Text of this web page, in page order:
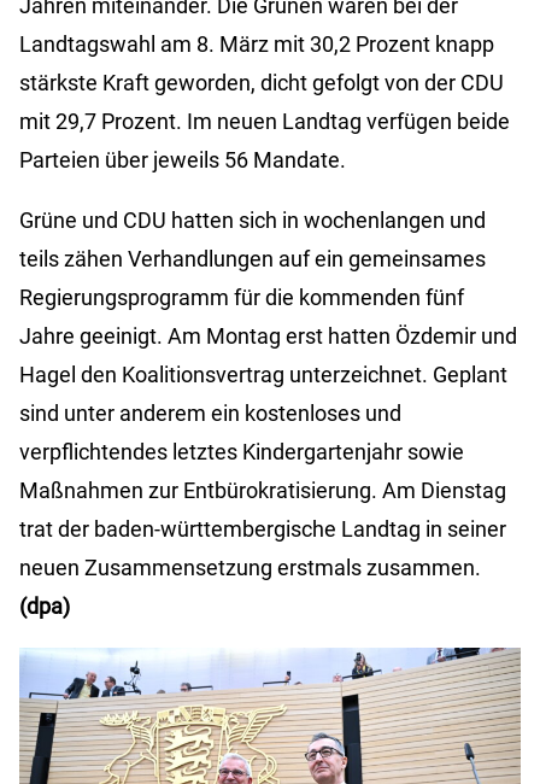
Jahren miteinander. Die Grünen waren bei der
Landtagswahl am 8. März mit 30,2 Prozent knapp
stärkste Kraft geworden, dicht gefolgt von der CDU
mit 29,7 Prozent. Im neuen Landtag verfügen beide
Parteien über jeweils 56 Mandate.
Grüne und CDU hatten sich in wochenlangen und
teils zähen Verhandlungen auf ein gemeinsames
Regierungsprogramm für die kommenden fünf
Jahre geeinigt. Am Montag erst hatten Özdemir und
Hagel den Koalitionsvertrag unterzeichnet. Geplant
sind unter anderem ein kostenloses und
verpflichtendes letztes Kindergartenjahr sowie
Maßnahmen zur Entbürokratisierung. Am Dienstag
trat der baden-württembergische Landtag in seiner
neuen Zusammensetzung erstmals zusammen.
(dpa)